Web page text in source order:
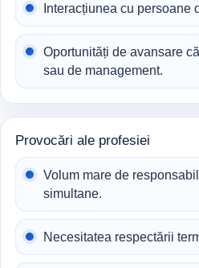
Interacțiunea cu persoane
Oportunități de avansare
sau de management.
Provocări ale profesiei
Volum mare de
simultane.
Necesitatea respectării